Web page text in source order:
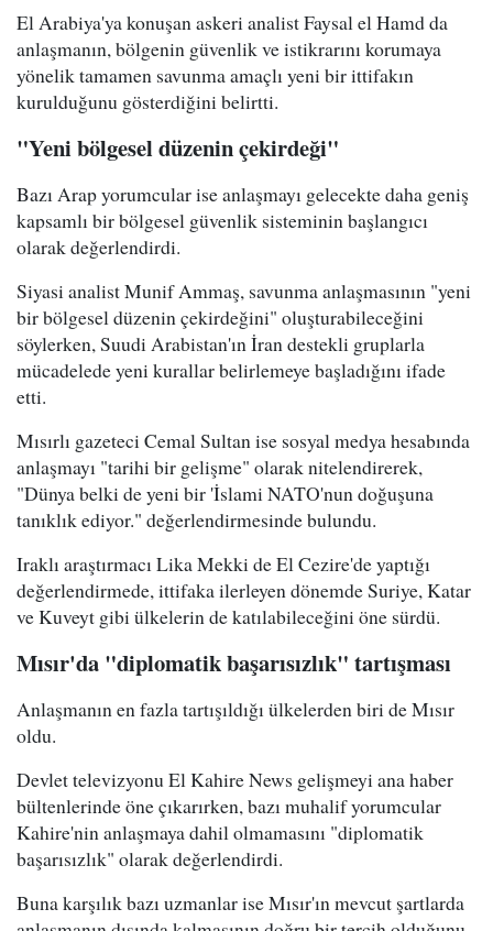
El Arabiya'ya konuşan askeri analist Faysal el Hamd da
anlaşmanın, bölgenin güvenlik ve istikrarını korumaya
yönelik tamamen savunma amaçlı yeni bir ittifakın
kurulduğunu gösterdiğini belirtti.
"Yeni bölgesel düzenin çekirdeği"
Bazı Arap yorumcular ise anlaşmayı gelecekte daha geniş
kapsamlı bir bölgesel güvenlik sisteminin başlangıcı
olarak değerlendirdi.
Siyasi analist Munif Ammaş, savunma anlaşmasının "yeni
bir bölgesel düzenin çekirdeğini" oluşturabileceğini
söylerken, Suudi Arabistan'ın İran destekli gruplarla
mücadelede yeni kurallar belirlemeye başladığını ifade
etti.
Mısırlı gazeteci Cemal Sultan ise sosyal medya hesabında
anlaşmayı "tarihi bir gelişme" olarak nitelendirerek,
"Dünya belki de yeni bir 'İslami NATO'nun doğuşuna
tanıklık ediyor." değerlendirmesinde bulundu.
Iraklı araştırmacı Lika Mekki de El Cezire'de yaptığı
değerlendirmede, ittifaka ilerleyen dönemde Suriye, Katar
ve Kuveyt gibi ülkelerin de katılabileceğini öne sürdü.
Mısır'da "diplomatik başarısızlık" tartışması
Anlaşmanın en fazla tartışıldığı ülkelerden biri de Mısır
oldu.
Devlet televizyonu El Kahire News gelişmeyi ana haber
bültenlerinde öne çıkarırken, bazı muhalif yorumcular
Kahire'nin anlaşmaya dahil olmamasını "diplomatik
başarısızlık" olarak değerlendirdi.
Buna karşılık bazı uzmanlar ise Mısır'ın mevcut şartlarda